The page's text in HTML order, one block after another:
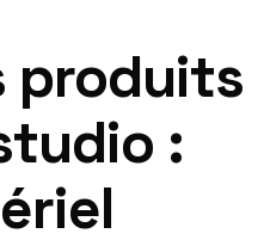
produits
: